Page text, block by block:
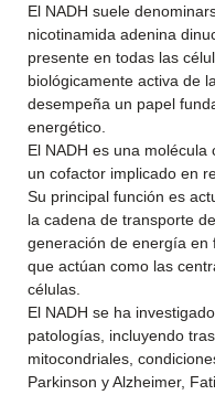
El NADH suele
nicotinamida adenina
presente en todas las
biológicamente activa de
desempeña un papel
energético.
El NADH es una
un cofactor implicado en
Su principal función es
la cadena de transporte
generación de energía en
que actúan como las
células.
El NADH se ha
patologías, incluyendo
mitocondriales,
Parkinson y Alzheimer,